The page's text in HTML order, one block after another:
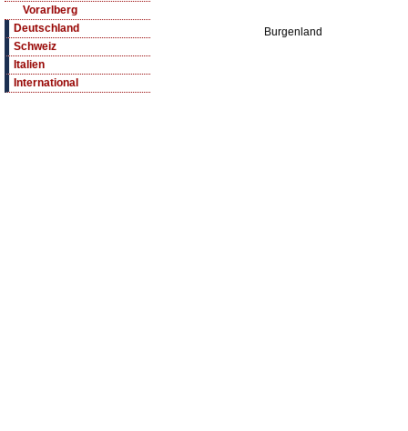
Vorarlberg
Deutschland
Schweiz
Italien
International
Burgenland